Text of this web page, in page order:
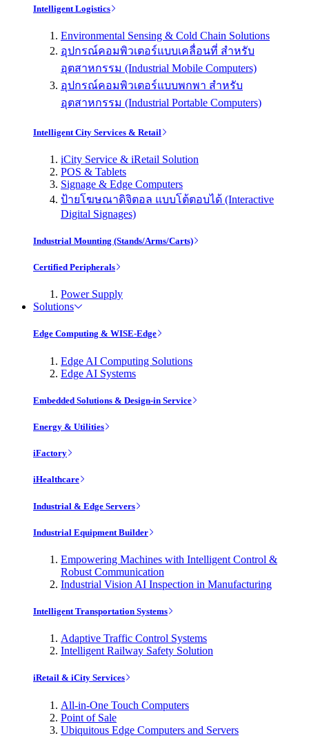
Intelligent Logistics
Environmental Sensing & Cold Chain Solutions
อุปกรณ์คอมพิวเตอร์แบบเคลื่อนที่ สำหรับ
อุตสาหกรรม (Industrial Mobile Computers)
อุปกรณ์คอมพิวเตอร์แบบพกพา สำหรับ
อุตสาหกรรม (Industrial Portable Computers)
Intelligent City Services & Retail
iCity Service & iRetail Solution
POS & Tablets
Signage & Edge Computers
ป้ายโฆษณาดิจิตอล แบบโต้ตอบได้ (Interactive
Digital Signages)
Industrial Mounting (Stands/Arms/Carts)
Certified Peripherals
Power Supply
Solutions
Edge Computing & WISE-Edge
Edge AI Computing Solutions
Edge AI Systems
Embedded Solutions & Design-in Service
Energy & Utilities
iFactory
iHealthcare
Industrial & Edge Servers
Industrial Equipment Builder
Empowering Machines with Intelligent Control &
Robust Communication
Industrial Vision AI Inspection in Manufacturing
Intelligent Transportation Systems
Adaptive Traffic Control Systems
Intelligent Railway Safety Solution
iRetail & iCity Services
All-in-One Touch Computers
Point of Sale
Ubiquitous Edge Computers and Servers